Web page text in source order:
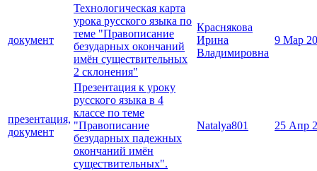
документ
Технологическая карта
урока русского языка по
теме "Правописание
безударных окончаний
имён существительных
2 склонения"
Краснякова
Ирина
Владимировна
9 Мар
презентация,
документ
Презентация к уроку
русского языка в 4
классе по теме
"Правописание
безударных падежных
окончаний имён
существительных".
Natalya801 25 Апр